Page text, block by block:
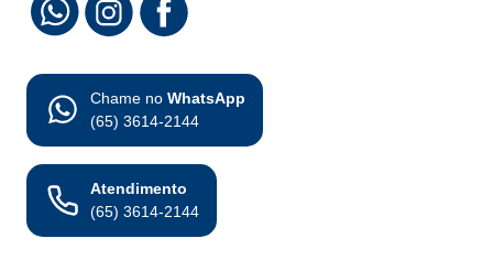
Chame no WhatsApp
(65) 3614-2144
Atendimento
(65) 3614-2144